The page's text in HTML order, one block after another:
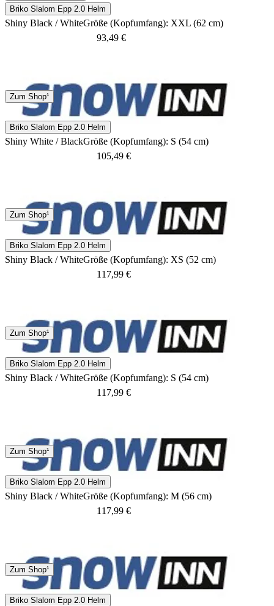
Briko Slalom Epp 2.0 Helm
Shiny Black / WhiteGröße (Kopfumfang): XXL (62 cm)
93,49 €
Zum Shop¹
Briko Slalom Epp 2.0 Helm
Shiny White / BlackGröße (Kopfumfang): S (54 cm)
105,49 €
Zum Shop¹
Briko Slalom Epp 2.0 Helm
Shiny Black / WhiteGröße (Kopfumfang): XS (52 cm)
117,99 €
Zum Shop¹
Briko Slalom Epp 2.0 Helm
Shiny Black / WhiteGröße (Kopfumfang): S (54 cm)
117,99 €
Zum Shop¹
Briko Slalom Epp 2.0 Helm
Shiny Black / WhiteGröße (Kopfumfang): M (56 cm)
117,99 €
Zum Shop¹
Briko Slalom Epp 2.0 Helm